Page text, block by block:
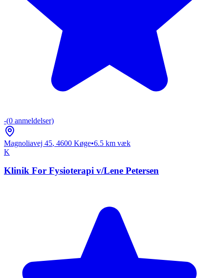
-(0 anmeldelser)
Magnoliavej 45, 4600 Køge•6.5 km væk
K
Klinik For Fysioterapi v/Lene Petersen